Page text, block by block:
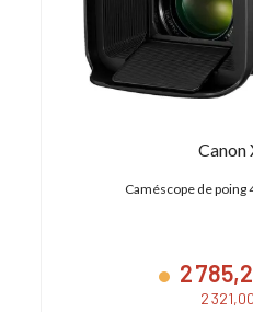
Canon
Caméscope de poing
2
2